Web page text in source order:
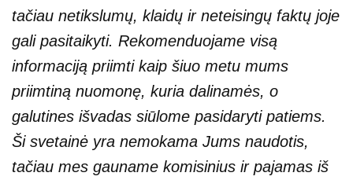
tačiau netikslumų, klaidų ir neteisingų faktų joje
gali pasitaikyti. Rekomenduojame visą
informaciją priimti kaip šiuo metu mums
priimtiną nuomonę, kuria dalinamės, o
galutines išvadas siūlome pasidaryti patiems.
Ši svetainė yra nemokama Jums naudotis,
tačiau mes gauname komisinius ir pajamas iš